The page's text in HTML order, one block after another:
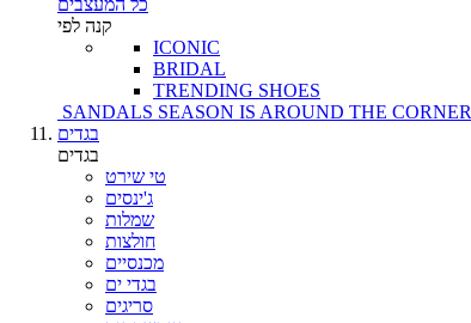
קנה לפי
ICONIC
BRIDAL
TRENDING SHOES
SANDALS SEASON IS AROUND THE CORNER
בגדים
בגדים
טי שירט
ג'ינסים
שמלות
חולצות
מכנסיים
בגדי ים
סריגים